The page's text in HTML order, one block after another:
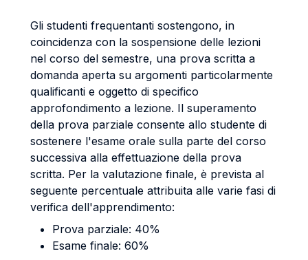
Gli studenti frequentanti sostengono, in
coincidenza con la sospensione delle lezioni
nel corso del semestre, una prova scritta a
domanda aperta su argomenti particolarmente
qualificanti e oggetto di specifico
approfondimento a lezione. Il superamento
della prova parziale consente allo studente di
sostenere l'esame orale sulla parte del corso
successiva alla effettuazione della prova
scritta. Per la valutazione finale, è prevista al
seguente percentuale attribuita alle varie fasi di
verifica dell'apprendimento:
Prova parziale: 40%
Esame finale: 60%